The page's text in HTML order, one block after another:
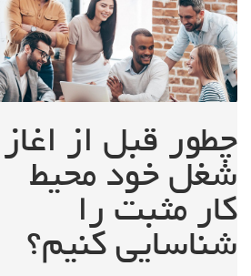
چطور قبل از اغاز
شغل خود محیط
کار مثبت را
شناسایی کنیم؟